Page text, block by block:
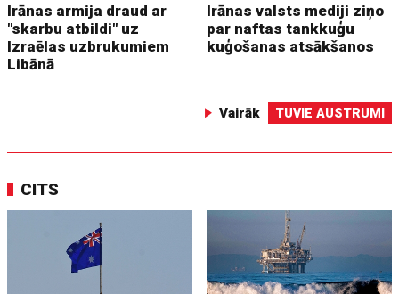
Irānas armija draud ar
"skarbu atbildi" uz
Izraēlas uzbrukumiem
Libānā
Irānas valsts mediji ziņo
par naftas tankkuģu
kuģošanas atsākšanos
Vairāk TUVIE AUSTRUMI
CITS